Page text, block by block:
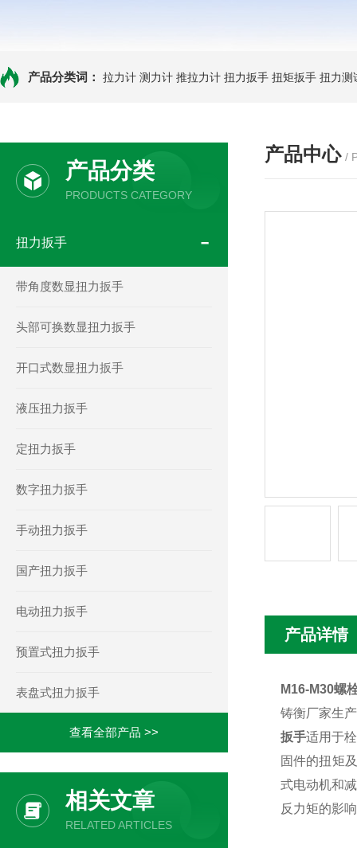
产品分类词： 拉力计 测力计 推拉力计 扭力扳手 扭矩扳手 扭力测
产品分类
PRODUCTS CATEGORY
扭力扳手
带角度数显扭力扳手
头部可换数显扭力扳手
开口式数显扭力扳手
液压扭力扳手
定扭力扳手
数字扭力扳手
手动扭力扳手
国产扭力扳手
电动扭力扳手
预置式扭力扳手
表盘式扭力扳手
查看全部产品 >>
相关文章
RELATED ARTICLES
产品中心 /
产品详情
M16-M30螺
铸衡厂家生
扳手适用于
固件的扭矩
式电动机和
反力矩的影